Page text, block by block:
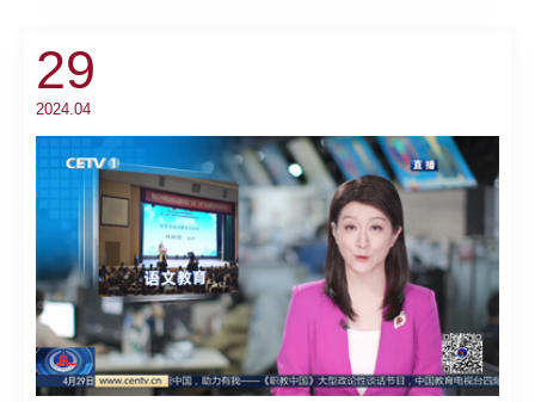
29
2024.04